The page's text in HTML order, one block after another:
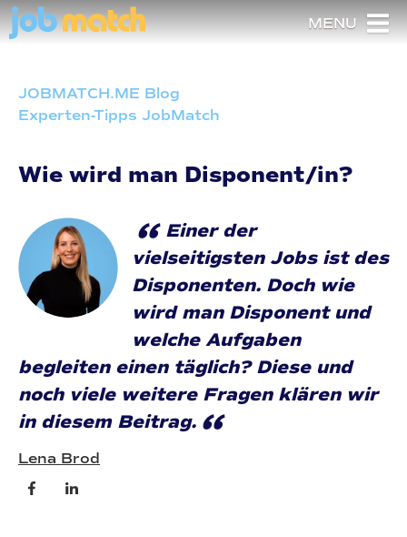
MENU
JOBMATCH.ME Blog
Experten-Tipps JobMatch
Wie wird man Disponent/in?
“ Einer der
vielseitigsten Jobs ist des
Disponenten. Doch wie
wird man Disponent und
welche Aufgaben
begleiten einen täglich? Diese und
noch viele weitere Fragen klären wir
in diesem Beitrag. “
Lena Brod